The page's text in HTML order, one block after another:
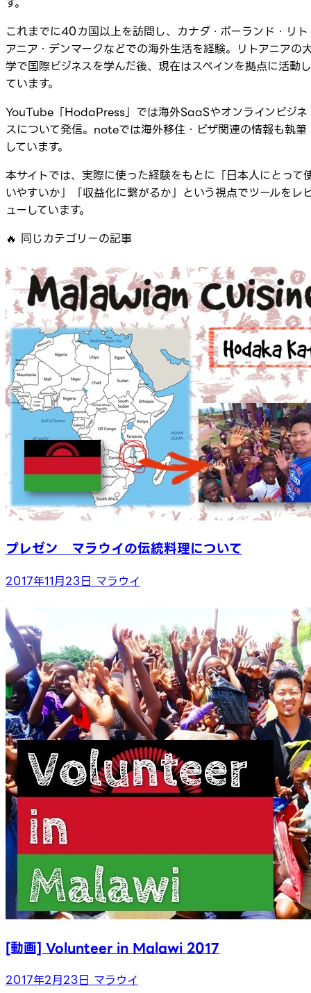
これまでに40カ国以上を訪問し、カナダ・ポーランド・リト
アニア・デンマークなどでの海外生活を経験。リトアニアの
学で国際ビジネスを学んだ後、現在はスペインを拠点に活動し
ています。
YouTube「HodaPress」では海外SaaSやオンラインビジネ
スについて発信。noteでは海外移住・ビザ関連の情報も執筆
しています。
本サイトでは、実際に使った経験をもとに「日本人にとって
いやすいか」「収益化に繋がるか」という視点でツールをレ
ューしています。
🔥 同じカテゴリーの記事
プレゼン マラウイの伝統料理について
2017年11月23日 マラウイ
[動画] Volunteer in Malawi 2017
2017年2月23日 マラウイ